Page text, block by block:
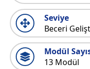
Seviye
Beceri
Modül
13 Modül